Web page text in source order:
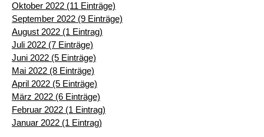
Oktober 2022 (11 Einträge)
September 2022 (9 Einträge)
August 2022 (1 Eintrag)
Juli 2022 (7 Einträge)
Juni 2022 (5 Einträge)
Mai 2022 (8 Einträge)
April 2022 (5 Einträge)
März 2022 (6 Einträge)
Februar 2022 (1 Eintrag)
Januar 2022 (1 Eintrag)